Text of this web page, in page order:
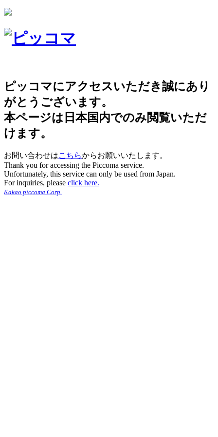
ピッコマにアクセスいただき誠にあり
がとうございます。
本ページは日本国内でのみ閲覧いただ
けます。
お問い合わせはこちらからお願いいたします。
Thank you for accessing the Piccoma service.
Unfortunately, this service can only be used from Japan.
For inquiries, please click here.
Kakao piccoma Corp.